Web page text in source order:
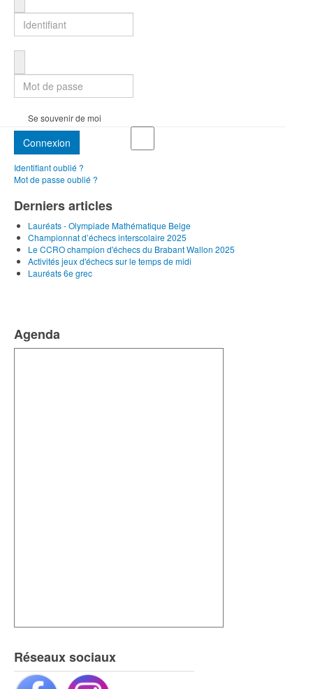
Se souvenir de moi
Connexion
Identifiant oublié ?
Mot de passe oublié ?
Derniers articles
Lauréats - Olympiade Mathématique Belge
Championnat d’échecs interscolaire 2025
Le CCRO champion d'échecs du Brabant Wallon 2025
Activités jeux d'échecs sur le temps de midi
Lauréats 6e grec
Agenda
Réseaux sociaux